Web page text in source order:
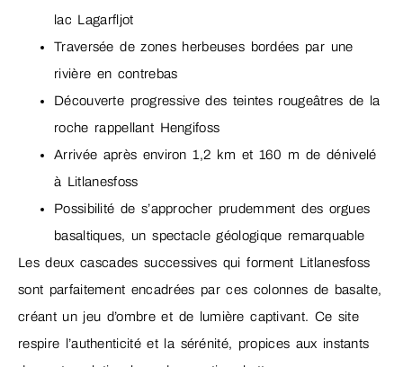
lac Lagarfljot
Traversée de zones herbeuses bordées par une
rivière en contrebas
Découverte progressive des teintes rougeâtres de la
roche rappellant Hengifoss
Arrivée après environ 1,2 km et 160 m de dénivelé
à Litlanesfoss
Possibilité de s’approcher prudemment des orgues
basaltiques, un spectacle géologique remarquable
Les deux cascades successives qui forment Litlanesfoss
sont parfaitement encadrées par ces colonnes de basalte,
créant un jeu d’ombre et de lumière captivant. Ce site
respire l’authenticité et la sérénité, propices aux instants